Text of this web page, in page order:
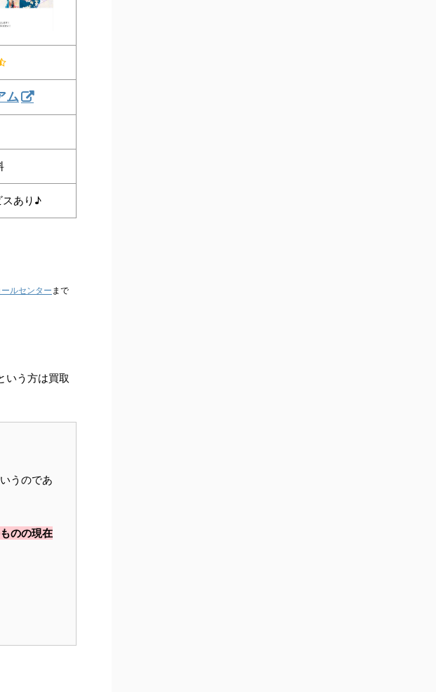
ム
スあり♪
ールセンター まで
いう方は買取
うのであ
のの現在